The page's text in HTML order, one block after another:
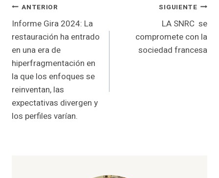
Navegación
de
entradas
ANTERIOR
Informe Gira 2024: La
restauración ha entrado
en una era de
hiperfragmentación en
la que los enfoques se
reinventan, las
expectativas divergen y
los perfiles varían.
SIGUIENTE
LA SNRC se
compromete con la
sociedad francesa